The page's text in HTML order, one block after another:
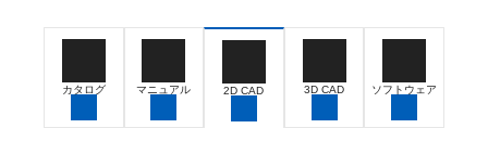
カタログ マニュアル 2D CAD 3D CAD ソフトウェア